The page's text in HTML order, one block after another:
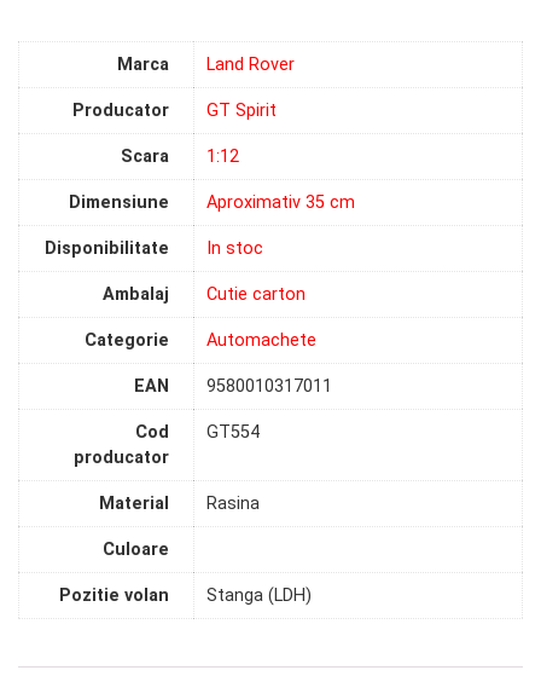
Marca Land Rover
Producator GT Spirit
Scara 1:12
Dimensiune Aproximativ 35 cm
Disponibilitate In stoc
Ambalaj Cutie carton
Categorie Automachete
EAN 9580010317011
Cod
producator
GT554
Material Rasina
Culoare
Pozitie volan Stanga (LDH)